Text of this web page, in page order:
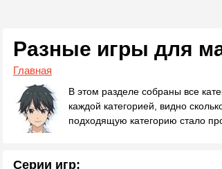
Разные игры для
Главная
В этом разделе собраны все
каждой категорией, видно
подходящую категорию стало
Серии игр: